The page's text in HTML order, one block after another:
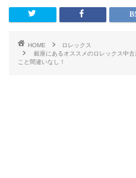
HOME
ロレックス
銀座にあるオススメのロレックス中
こと間違いなし！